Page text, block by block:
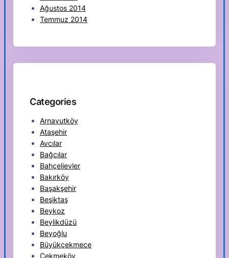
Ağustos 2014
Temmuz 2014
Categories
Arnavutköy
Ataşehir
Avcılar
Bağcılar
Bahçelievler
Bakırköy
Başakşehir
Beşiktaş
Beykoz
Beylikdüzü
Beyoğlu
Büyükçekmece
Çekmeköy